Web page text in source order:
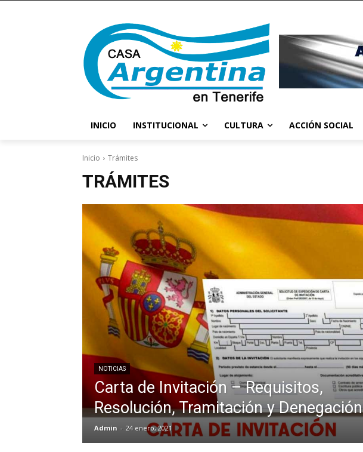
INICIO INSTITUCIONAL CULTURA ACCIÓN SOCIAL
Inicio Trámites
TRÁMITES
NOTICIAS
Carta de Invitación – Requisitos,
Resolución, Tramitación y Denegación
Admin - 24 enero, 2021